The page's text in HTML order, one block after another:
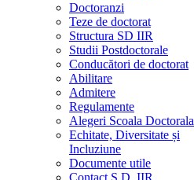
Doctoranzi
Teze de doctorat
Structura SD IIR
Studii Postdoctorale
Conducători de doctorat
Abilitare
Admitere
Regulamente
Alegeri Scoala Doctorala
Echitate, Diversitate și
Incluziune
Documente utile
Contact S.D. IIR